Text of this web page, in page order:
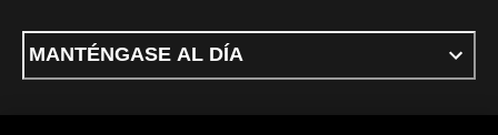
MANTÉNGASE AL DÍA